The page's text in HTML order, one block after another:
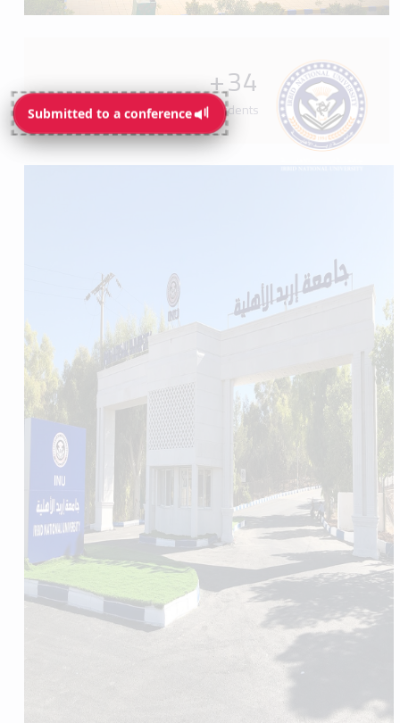
Submitted to a conference
34
+
Programs available for students
Submitted to a conference